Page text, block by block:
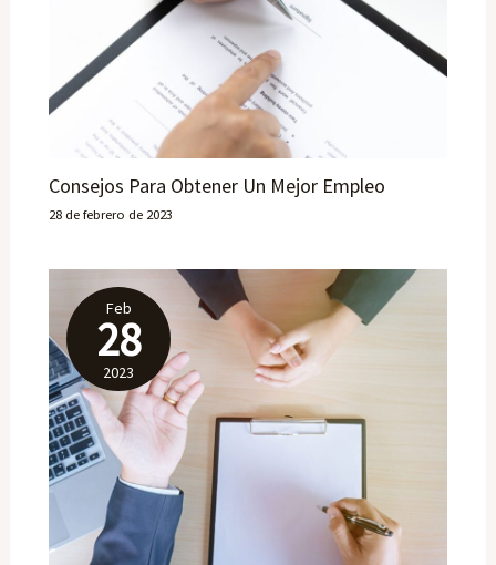
Consejos Para Obtener Un Mejor Empleo
28 de febrero de 2023
Feb
28
2023